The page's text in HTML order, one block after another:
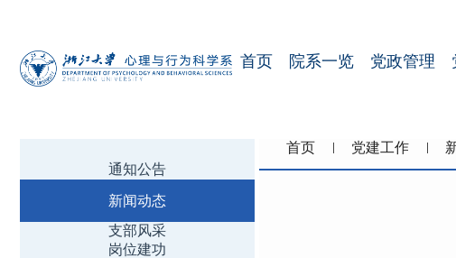
首页 院系一览 党政管理
通知公告
新闻动态
支部风采
岗位建功
首页 党建工作